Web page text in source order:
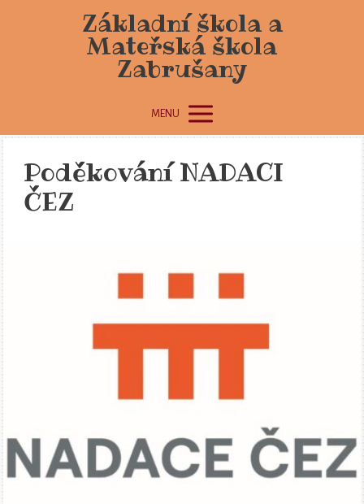
Základní škola a
Mateřská škola
Zabrušany
MENU
Poděkování NADACI
ČEZ